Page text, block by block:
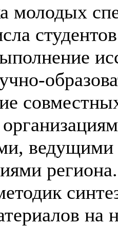
молодых
региона.
на